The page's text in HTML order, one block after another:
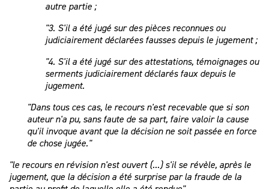
autre partie ;
"3. S'il a été jugé sur des pièces reconnues ou
judiciairement déclarées fausses depuis le jugement ;
"4. S'il a été jugé sur des attestations, témoignages ou
serments judiciairement déclarés faux depuis le
jugement.
"Dans tous ces cas, le recours n'est recevable que si son
auteur n'a pu, sans faute de sa part, faire valoir la cause
qu'il invoque avant que la décision ne soit passée en force
de chose jugée."
"le recours en révision n'est ouvert (...) s'il se révèle, après le
jugement, que la décision a été surprise par la fraude de la